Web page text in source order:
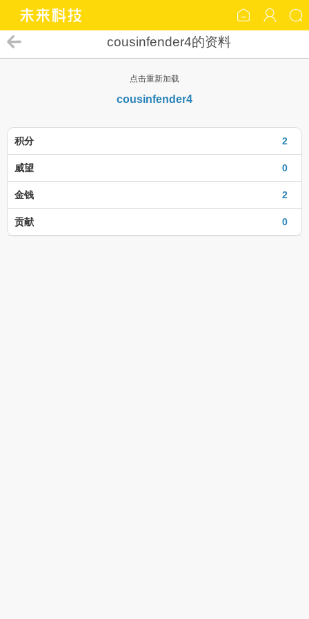
cousinfender4的资料
点击重新加载
cousinfender4
2
积分
0
威望
2
金钱
0
贡献